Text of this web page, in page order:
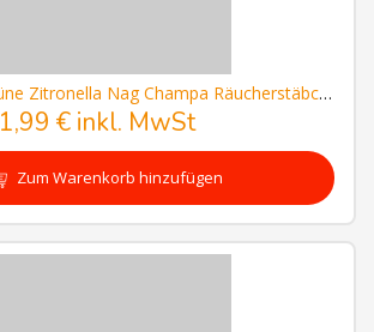
01356 Satya Grüne Zitronella Nag Champa Räucherstäbchen
1,99 € inkl. MwSt
Zum Warenkorb hinzufügen